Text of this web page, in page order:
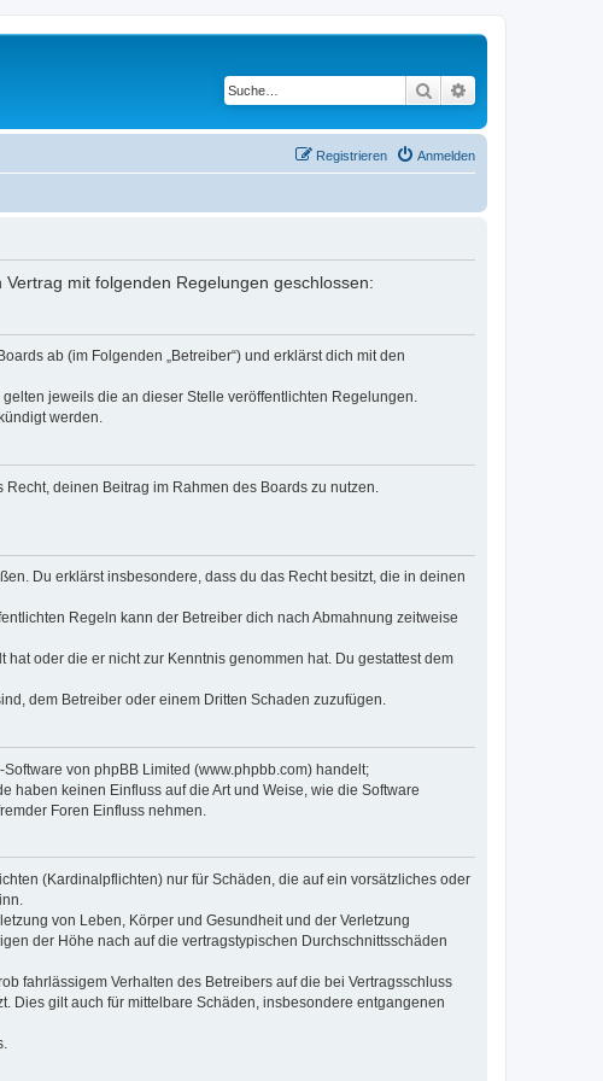
Suche
Anmelden
Registrieren
mit folgenden Regelungen geschlossen:
ab (im Folgenden „Betreiber“) und erklärst dich mit den
jeweils die an dieser Stelle veröffentlichten Regelungen.
werden.
deinen Beitrag im Rahmen des Boards zu nutzen.
Du erklärst insbesondere, dass du das Recht besitzt, die in deinen
Regeln kann der Betreiber dich nach Abmahnung zeitweise
oder die er nicht zur Kenntnis genommen hat. Du gestattest dem
dem Betreiber oder einem Dritten Schaden zuzufügen.
von phpBB Limited (www.phpbb.com) handelt;
haben keinen Einfluss auf die Art und Weise, wie die Software
Foren Einfluss nehmen.
(Kardinalpflichten) nur für Schäden, die auf ein vorsätzliches oder
von Leben, Körper und Gesundheit und der Verletzung
der Höhe nach auf die vertragstypischen Durchschnittsschäden
fahrlässigem Verhalten des Betreibers auf die bei Vertragsschluss
Dies gilt auch für mittelbare Schäden, insbesondere entgangenen